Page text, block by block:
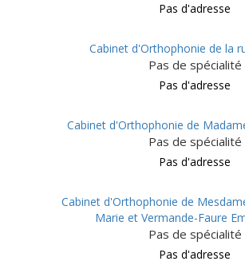
Pas d'adresse
Cabinet d'Orthophonie de la
Pas de spécialité
Pas d'adresse
Cabinet d'Orthophonie de
Pas de spécialité
Pas d'adresse
Cabinet d'Orthophonie de
Marie et Vermande-Faure
Pas de spécialité
Pas d'adresse